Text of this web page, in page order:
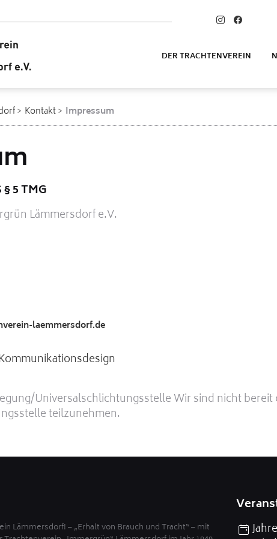
DER TRACHTENVEREIN
Kontakt Impressum
5 TMG
Lämmersdorf e.V.
laemmersdorf.de
Universalschlichtungsstelle Wir sind nicht
teilzunehmen.
Lämmersdorf! – „Erhalt von Brauch und Tracht“ – mit